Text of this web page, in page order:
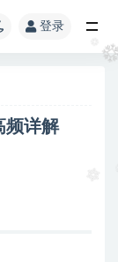
登录
频详解